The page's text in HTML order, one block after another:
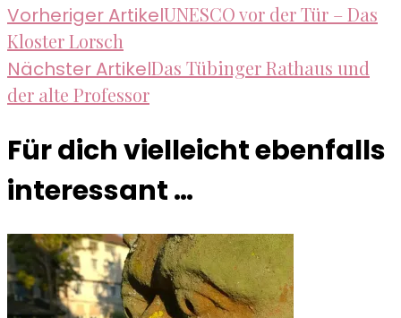
Beitragsnavigation
Vorheriger ArtikelUNESCO vor der Tür – Das
Kloster Lorsch
Nächster ArtikelDas Tübinger Rathaus und
der alte Professor
Für dich vielleicht ebenfalls
interessant …